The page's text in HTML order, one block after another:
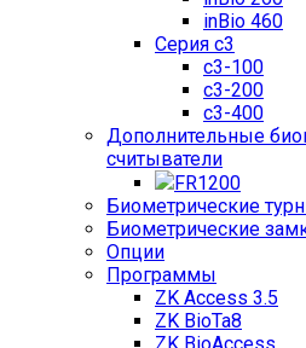
inBio 460
Серия c3
c3-100
c3-200
c3-400
Дополнительные
считыватели
FR1200
Биометрические
Биометрические
Опции
Программы
ZK Access 3.5
ZK BioTa8